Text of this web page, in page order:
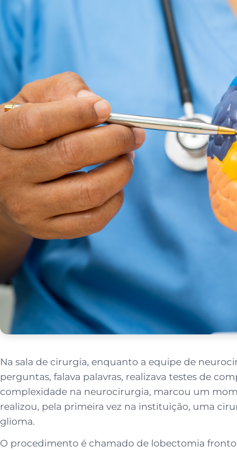
Na sala de cirurgia, enquanto a equipe de
perguntas, falava palavras, realizava testes de
complexidade na neurocirurgia, marcou um
realizou, pela primeira vez na instituição, uma
glioma.
O procedimento é chamado de lobectomia